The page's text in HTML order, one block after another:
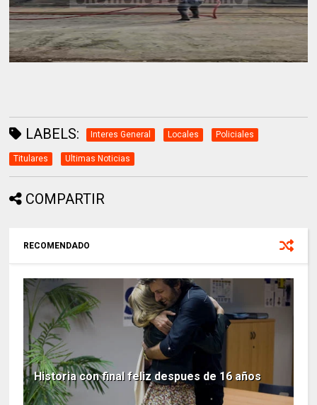
LABELS: Interes General Locales Policiales
Titulares Ultimas Noticias
COMPARTIR
RECOMENDADO
Historia con final feliz despues de 16 años